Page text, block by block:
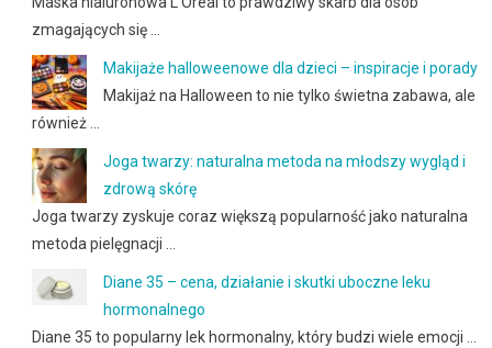
zmagających się …
Makijaże halloweenowe dla dzieci – inspiracje i porady
Makijaż na Halloween to nie tylko świetna zabawa, ale
również …
Joga twarzy: naturalna metoda na młodszy wygląd i
zdrową skórę
Joga twarzy zyskuje coraz większą popularność jako naturalna
metoda pielęgnacji …
Diane 35 – cena, działanie i skutki uboczne leku
hormonalnego
Diane 35 to popularny lek hormonalny, który budzi wiele emocji …